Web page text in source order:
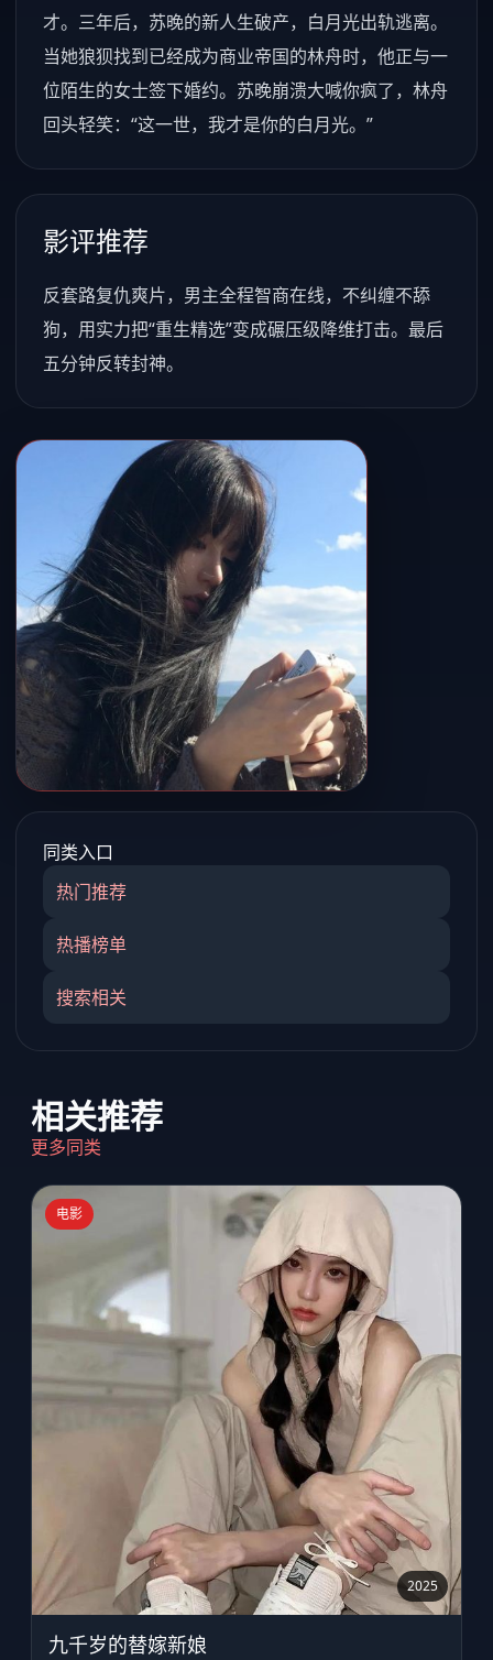
才。三年后，苏晚的新人生破产，白月光出轨逃离。
当她狼狈找到已经成为商业帝国的林舟时，他正与一
位陌生的女士签下婚约。苏晚崩溃大喊你疯了，林舟
回头轻笑：“这一世，我才是你的白月光。”
影评推荐
反套路复仇爽片，男主全程智商在线，不纠缠不舔
狗，用实力把“重生精选”变成碾压级降维打击。最后
五分钟反转封神。
同类入口
热门推荐
热播榜单
搜索相关
相关推荐
更多同类
电影
2025
九千岁的替嫁新娘